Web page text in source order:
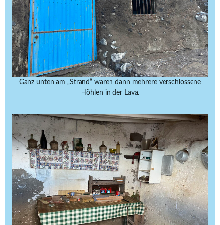
Ganz unten am „Strand“ waren dann mehrere verschlossene
Höhlen in der Lava.